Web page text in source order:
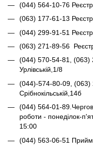
(044) 564-10-76
(063) 177-61-13
(044) 299-91-51
(063) 271-89-56
(044) 570-54-81, (063)
Урлівській,1/8
(044)-574-80-09, (063)
Срібнокільській,14б
(044) 564-01-
роботи - понеділок-
15:00
(044) 563-06-51